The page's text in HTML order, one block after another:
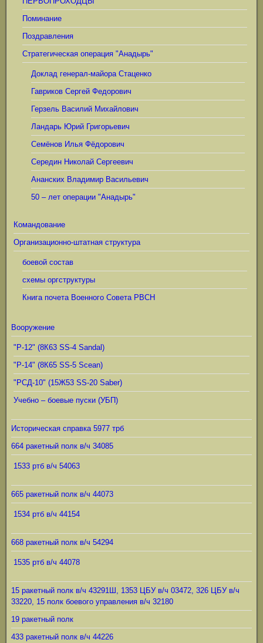
Поминание
Поздравления
Стратегическая операция "Анадырь"
Доклад генерал-майора Стаценко
Гавриков Сергей Федорович
Герзель Василий Михайлович
Ландарь Юрий Григорьевич
Семёнов Илья Фёдорович
Середин Николай Сергеевич
Ананских Владимир Васильевич
50 – лет операции "Анадырь"
Командование
Организационно-штатная структура
боевой состав
схемы оргструктуры
Книга почета Военного Совета РВСН
Вооружение
"Р-12" (8К63 SS-4 Sandal)
"Р-14" (8К65 SS-5 Scean)
"РСД-10" (15Ж53 SS-20 Saber)
Учебно – боевые пуски (УБП)
Историческая справка 5977 трб
664 ракетный полк в/ч 34085
1533 ртб в/ч 54063
665 ракетный полк в/ч 44073
1534 ртб в/ч 44154
668 ракетный полк в/ч 54294
1535 ртб в/ч 44078
15 ракетный полк в/ч 43291Ш, 1353 ЦБУ в/ч 03472, 326 ЦБУ в/ч
33220, 15 полк боевого управления в/ч 32180
19 ракетный полк
433 ракетный полк в/ч 44226